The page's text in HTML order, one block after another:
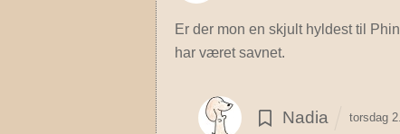
Er der mon en skjult hyldest til
har været savnet.
Nadia torsdag